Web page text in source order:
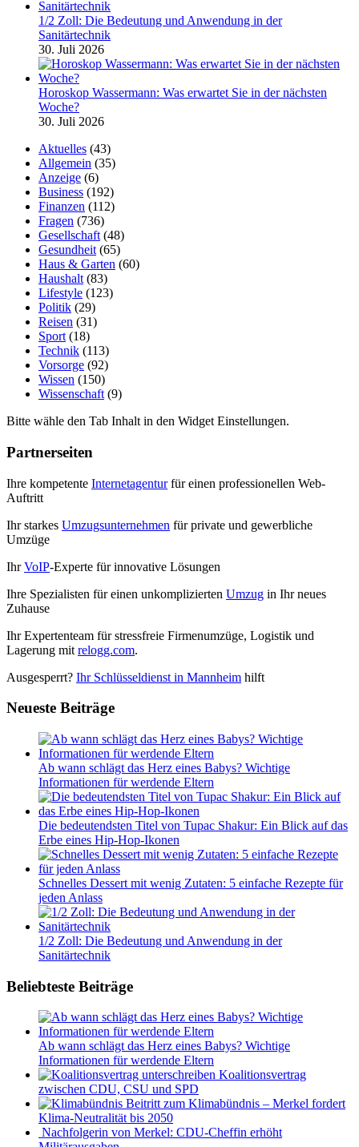
1/2 Zoll: Die Bedeutung und Anwendung in der
Sanitärtechnik
30. Juli 2026
Horoskop Wassermann: Was erwartet Sie in der nächsten
Woche?
30. Juli 2026
Aktuelles (43)
Allgemein (35)
Anzeige (6)
Business (192)
Finanzen (112)
Fragen (736)
Gesellschaft (48)
Gesundheit (65)
Haus & Garten (60)
Haushalt (83)
Lifestyle (123)
Politik (29)
Reisen (31)
Sport (18)
Technik (113)
Vorsorge (92)
Wissen (150)
Wissenschaft (9)
Bitte wähle den Tab Inhalt in den Widget Einstellungen.
Partnerseiten
Ihre kompetente Internetagenturfür einen professionellen Web-
Auftritt
Ihr starkes Umzugsunternehmen für private und gewerbliche
Umzüge
IhrVoIP-Experte für innovative Lösungen
Ihre Spezialisten für einen unkomplizierten Umzug in Ihr neues
Zuhause
Ihr Expertenteam für stressfreie Firmenumzüge, Logistik und
Lagerung mit relogg.com.
Ausgesperrt? Ihr Schlüsseldienst in Mannheim hilft
Neueste Beiträge
Ab wann schlägt das Herz eines Babys? Wichtige
Informationen für werdende Eltern
Die bedeutendsten Titel von Tupac Shakur: Ein Blick auf das
Erbe eines Hip-Hop-Ikonen
Schnelles Dessert mit wenig Zutaten: 5 einfache Rezepte für
jeden Anlass
1/2 Zoll: Die Bedeutung und Anwendung in der
Sanitärtechnik
Beliebteste Beiträge
Ab wann schlägt das Herz eines Babys? Wichtige
Informationen für werdende Eltern
Koalitionsvertrag
zwischen CDU, CSU und SPD
Beitritt zum Klimabündnis – Merkel fordert
Klima-Neutralität bis 2050
Nachfolgerin von Merkel: CDU-Cheffin erhöht